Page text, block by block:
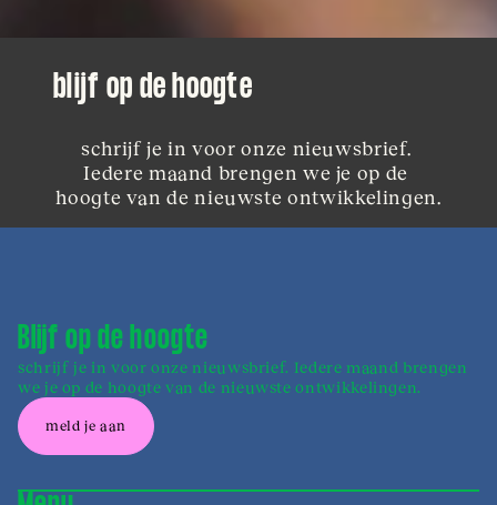
blijf op de hoogte
schrijf je in voor onze nieuwsbrief.
Iedere maand brengen we je op de
hoogte van de nieuwste ontwikkelingen.
Blijf op de hoogte
schrijf je in voor onze nieuwsbrief. Iedere maand brengen
we je op de hoogte van de nieuwste ontwikkelingen.
meld je aan